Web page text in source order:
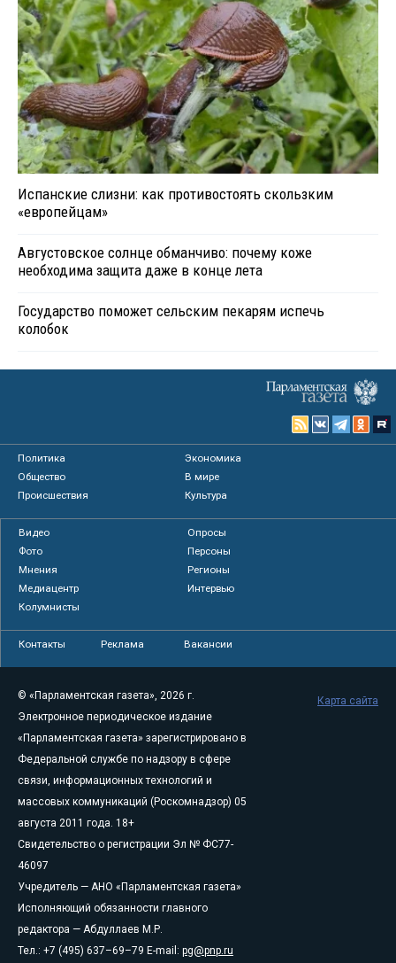
Испанские слизни: как противостоять скользким
«европейцам»
Августовское солнце обманчиво: почему коже
необходима защита даже в конце лета
Государство поможет сельским пекарям испечь
колобок
Политика
Экономика
Общество
В мире
Происшествия
Культура
Видео
Опросы
Фото
Персоны
Мнения
Регионы
Медиацентр
Интервью
Колумнисты
Контакты Реклама Вакансии
© «Парламентская газета», 2026 г.
Электронное периодическое издание
«Парламентская газета» зарегистрировано в
Федеральной службе по надзору в сфере
связи, информационных технологий и
массовых коммуникаций (Роскомнадзор) 05
августа 2011 года. 18+
Свидетельство о регистрации Эл № ФС77-
46097
Учредитель — АНО «Парламентская газета»
Исполняющий обязанности главного
редактора — Абдуллаев М.Р.
Тел.: +7 (495) 637–69–79 E-mail: pg@pnp.ru
Карта сайта